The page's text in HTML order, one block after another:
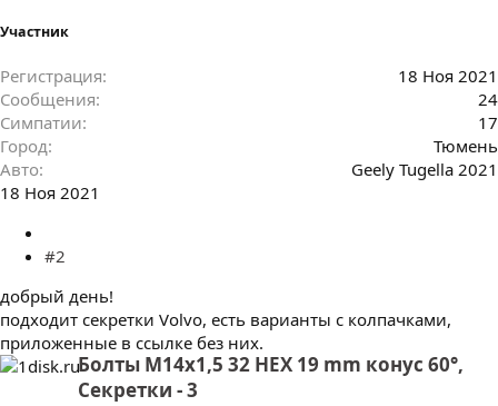
Участник
Регистрация
18 Ноя 2021
Сообщения
24
Симпатии
17
Город
Тюмень
Авто
Geely Tugella 2021
18 Ноя 2021
#2
добрый день!
подходит секретки Volvo, есть варианты с колпачками,
приложенные в ссылке без них.
Болты M14x1,5 32 HEX 19 mm конус 60°,
Секретки - 3